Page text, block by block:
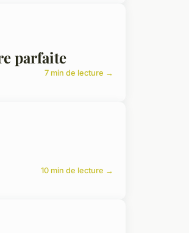
parfaite
7 min de lecture →
10 min de lecture →